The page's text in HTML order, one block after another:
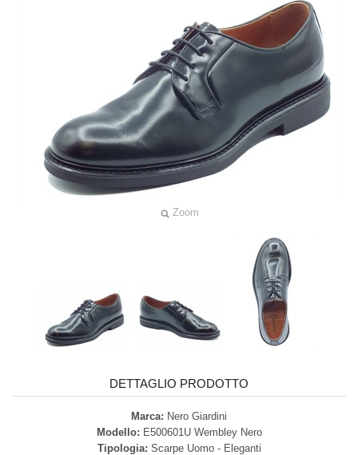
Zoom
DETTAGLIO PRODOTTO
Marca: Nero Giardini
Modello: E500601U Wembley Nero
Tipologia: Scarpe Uomo - Eleganti